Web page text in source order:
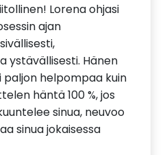
Lorena ohjasi
ajan
ystävällisesti. Hänen
paljon helpompaa kuin
häntä 100 %, jos
sinua, neuvoo
sinua jokaisessa